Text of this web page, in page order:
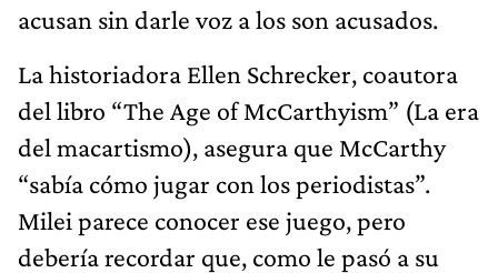
acusan sin darle voz a los son acusados.
La historiadora Ellen Schrecker, coautora
del libro “The Age of McCarthyism” (La era
del macartismo), asegura que McCarthy
“sabía cómo jugar con los periodistas”.
Milei parece conocer ese juego, pero
debería recordar que, como le pasó a su